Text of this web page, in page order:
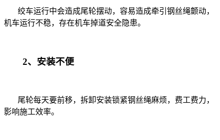
绞车运行中会造成尾轮摆动，容易造成牵引钢丝绳颤动，
机车运行不稳，存在机车掉道安全隐患。
2、安装不便
尾轮每天要前移，拆卸安装锁紧钢丝绳麻烦，费工费力，
影响施工效率。